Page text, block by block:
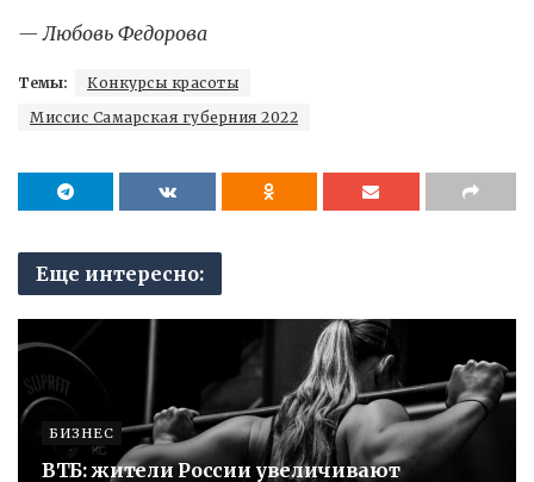
— Любовь Федорова
Темы:
Конкурсы красоты
Миссис Самарская губерния 2022
Еще интересно:
БИЗНЕС
ВТБ: жители России увеличивают